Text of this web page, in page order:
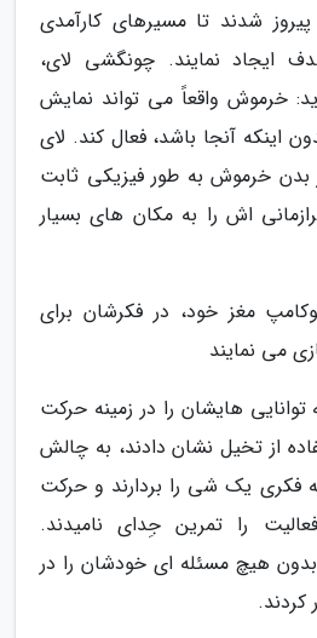
شدند تا مسیرهای کارآمدی
ایجاد نمایند. چونگشی لای،
خرموش واقعاً می تواند نمایش
اینکه آنجا باشد، فعال کند. لای
بدن خرموش به طور فیزیکی ثابت
اش را به مکان های بسیار
مغز خود، در فکرشان برای
می نمایند
هایشان را در زمینه حرکت
از تخیل نشان دادند، به چالش
فکری یک شی را بردارند و حرکت
را تمرین جِدای نامیدند.
هیچ مسئله ای خودشان را در